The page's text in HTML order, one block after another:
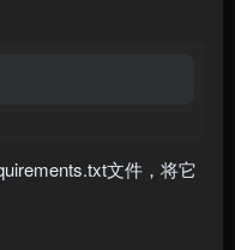
文件，将它